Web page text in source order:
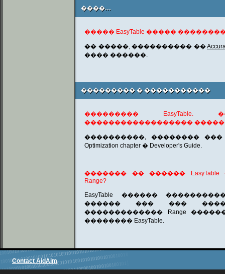
����…
����…
����� EasyTable �����
�� �����, ���������� ��
���� ������.
��������� � �����������
��������� � �����������
��������� EasyTable.
������������������ �����
����������, �������� ���
Optimization chapter � Developer's Guide.
������� �� ������
Range?
EasyTable ������
������ ��� ���
������������� Range
�������� EasyTable.
Contact AidAim